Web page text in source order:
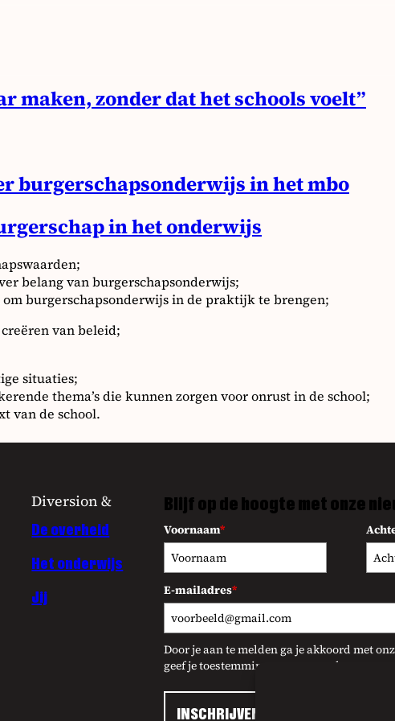
maken, zonder dat het schools voelt”
burgerschapsonderwijs in het mbo
in het onderwijs
belang van burgerschapsonderwijs;
burgerschapsonderwijs in de praktijk te brengen;
van beleid;
situaties;
thema’s die kunnen zorgen voor onrust in de school;
van de school.
Diversion &
De overheid
Het onderwijs
Jij
Blijf op de hoogte met onze
Voornaam*
E-mailadres*
Door je aan te melden ga je akkoord met
geef je toestemming om onze updates te
INSCHRIJVEN